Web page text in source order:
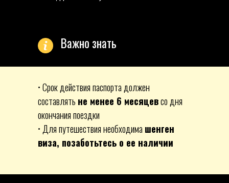
• Срок действия паспорта должен
составлять не менее 6 месяцевсо дня
окончания поездки
• Для путешествия необходима шенген
виза, позаботьтесь о ее наличии
Важно знать